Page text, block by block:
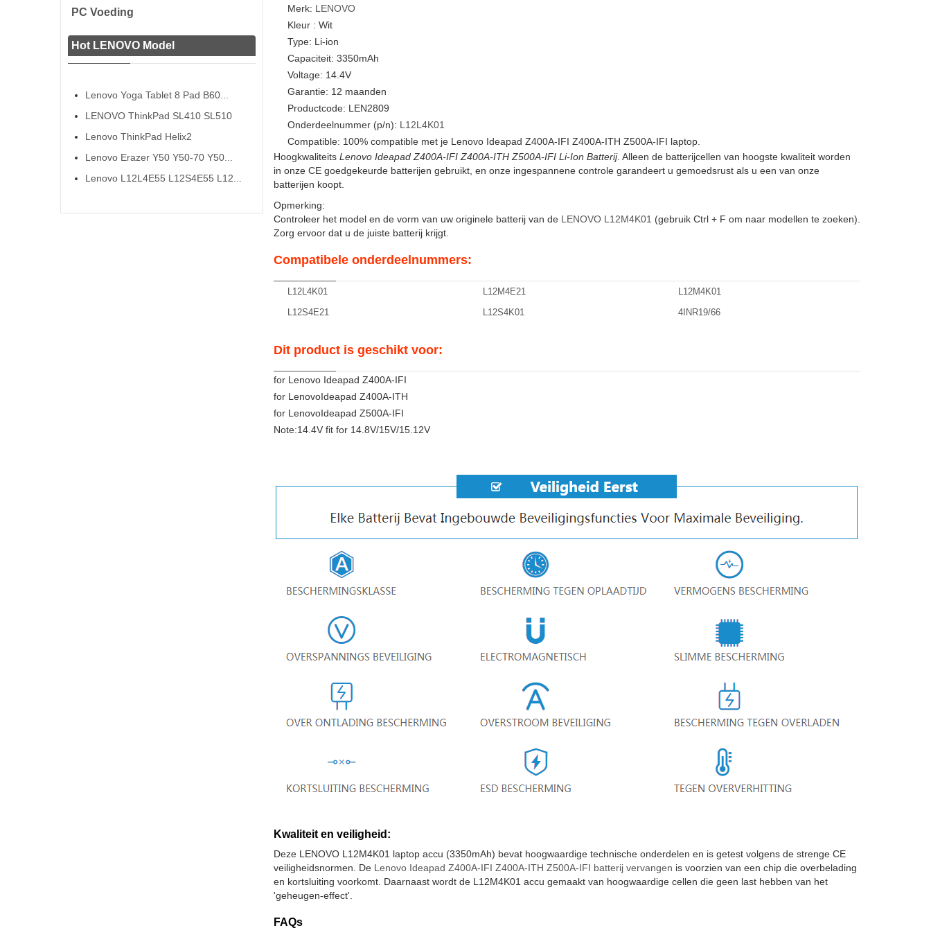
PC Voeding
Hot LENOVO Model
Lenovo Yoga Tablet 8 Pad B60...
LENOVO ThinkPad SL410 SL510
Lenovo ThinkPad Helix2
Lenovo Erazer Y50 Y50-70 Y50...
Lenovo L12L4E55 L12S4E55 L12...
Merk: LENOVO
Kleur : Wit
Type: Li-ion
Capaciteit: 3350mAh
Voltage: 14.4V
Garantie: 12 maanden
Productcode: LEN2809
Onderdeelnummer (p/n): L12L4K01
Compatible: 100% compatible met je Lenovo Ideapad Z400A-IFI Z400A-ITH Z500A-IFI laptop.
Hoogkwaliteits Lenovo Ideapad Z400A-IFI Z400A-ITH Z500A-IFI Li-Ion Batterij. Alleen de batterijcellen van hoogste kwaliteit worden
in onze CE goedgekeurde batterijen gebruikt, en onze ingespannene controle garandeert u gemoedsrust als u een van onze
batterijen koopt.
Opmerking:
Controleer het model en de vorm van uw originele batterij van de LENOVO L12M4K01 (gebruik Ctrl + F om naar modellen te zoeken).
Zorg ervoor dat u de juiste batterij krijgt.
Compatibele onderdeelnummers:
L12L4K01 L12M4E21
L12M4K01
L12S4E21
L12S4K01 4INR19/66
Dit product is geschikt voor:
for Lenovo Ideapad Z400A-IFI
for LenovoIdeapad Z400A-ITH
for LenovoIdeapad Z500A-IFI
Note:14.4V fit for 14.8V/15V/15.12V
Kwaliteit en veiligheid:
Deze LENOVO L12M4K01 laptop accu (3350mAh) bevat hoogwaardige technische onderdelen en is getest volgens de strenge CE
veiligheidsnormen. De Lenovo Ideapad Z400A-IFI Z400A-ITH Z500A-IFI batterij vervangen is voorzien van een chip die overbelading
en kortsluiting voorkomt. Daarnaast wordt de L12M4K01 accu gemaakt van hoogwaardige cellen die geen last hebben van het
'geheugen-effect'.
FAQs